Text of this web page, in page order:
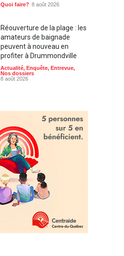
Quoi faire? 8 août 2026
Réouverture de la plage : les
amateurs de baignade
peuvent à nouveau en
profiter à Drummondville
Actualité, Enquête, Entrevue,
Nos dossiers
8 août 2026